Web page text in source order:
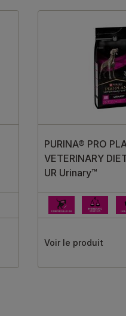
PURINA® PRO
VETERINARY
UR Urinary™
Voir le produit